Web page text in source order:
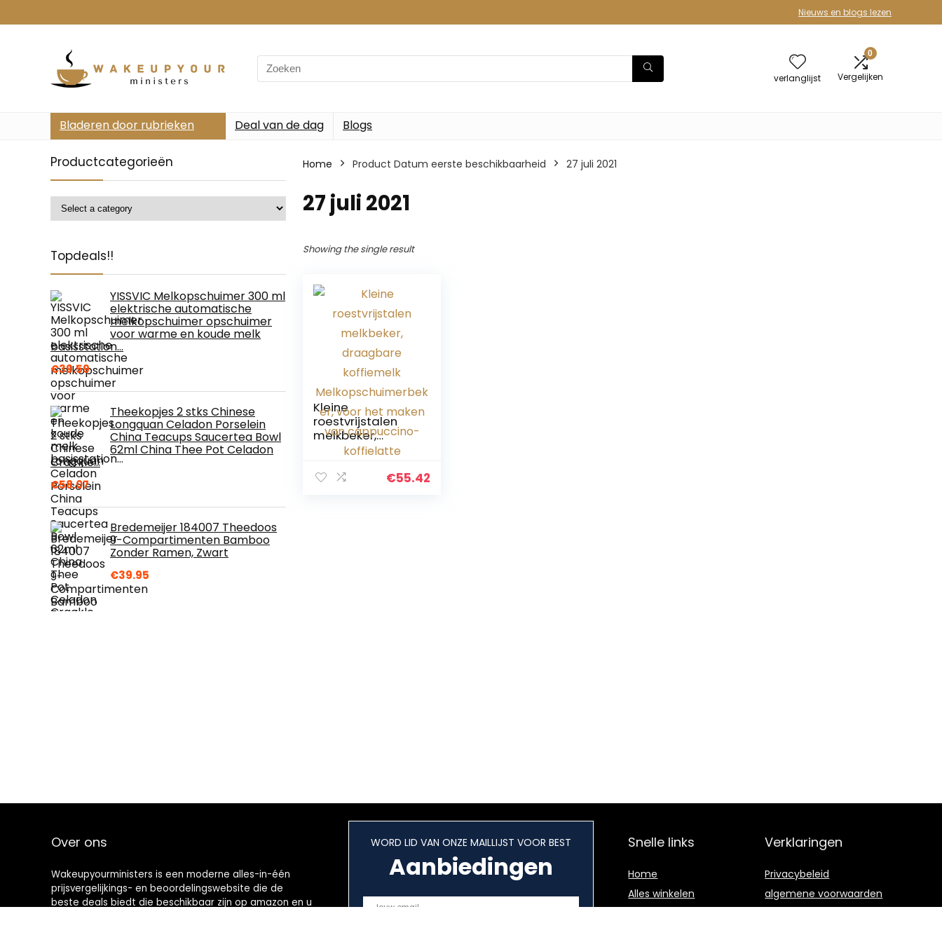
Nieuws en blogs lezen
Search
for:
verlanglijst
0
Vergelijken
Bladeren door rubrieken Deal van de dag Blogs
Productcategorieën
Topdeals!!
YISSVIC Melkopschuimer 300 ml
elektrische automatische
melkopschuimer opschuimer
voor warme en koude melk
basisstation…
€39.59
Theekopjes 2 stks Chinese
Longquan Celadon Porselein
China Teacups Saucertea Bowl
62ml China Thee Pot Celadon
Crackle…
€58.07
Bredemeijer 184007 Theedoos
9-Compartimenten Bamboo
Zonder Ramen, Zwart
€39.95
Home Product Datum eerste beschikbaarheid 27 juli 2021
27 juli 2021
Showing the single result
Kleine
roestvrijstalen
melkbeker,
draagbare
Melkopschuimerb
€55.42
Over ons
Wakeupyourministers is een moderne alles-in-één
prijsvergelijkings- en beoordelingswebsite die de
beste deals biedt die beschikbaar zijn op amazon en u
WORD LID VAN ONZE MAILLIJST VOOR BEST
Aanbiedingen
Snelle links
Home
Alles winkelen
Verklaringen
Privacybeleid
algemene voorwaarden